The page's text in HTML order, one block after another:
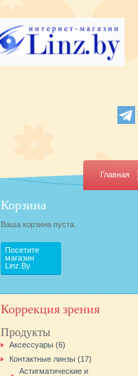
Главная
Корзина
Ваша корзина пуста.
Посетите
магазин
Linz.By
Коррекция зрения
Продукты
Aксессуары (6)
Контактные линзы (17)
Астигматические и